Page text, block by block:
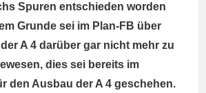
Spuren entschieden worden
Grunde sei im Plan-FB über
A 4 darüber gar nicht mehr zu
dies sei bereits im
den Ausbau der A 4 geschehen.